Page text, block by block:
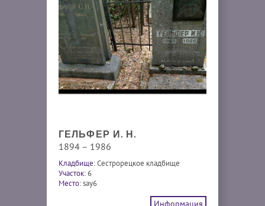
ГЕЛЬФЕР И. Н.
1894 – 1986
Кладбище:Сестрорецкое кладбище
Участок:6
Место:say6
Информация